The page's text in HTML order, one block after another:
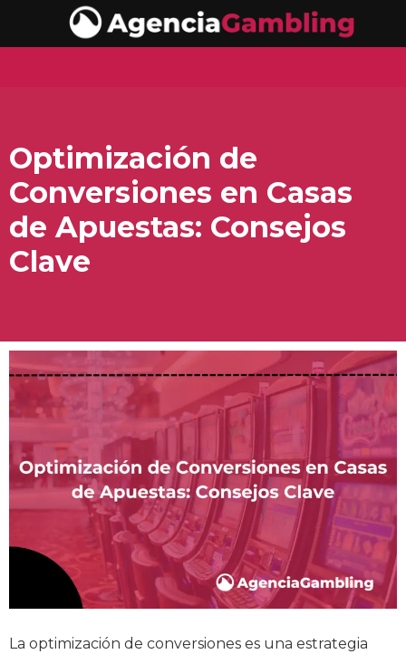
Optimización de
Conversiones en Casas
de Apuestas: Consejos
Clave
La optimización de conversiones es una estrategia